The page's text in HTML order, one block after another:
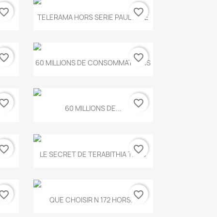
Aperçu rapide
TELERAMA HORS SERIE PAUL KLEE
favorite_border
Aperçu rapide
60 MILLIONS DE CONSOMMATEURS
favorite_border
Aperçu rapide
60 MILLIONS DE... favorite_border
Aperçu rapide
LE SECRET DE TERABITHIA T.560
favorite_border
Aperçu rapide
QUE CHOISIR N 172 HORS...favorite_border